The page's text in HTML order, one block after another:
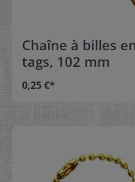
Chaîne à billes
tags, 102 mm
0,25 €*